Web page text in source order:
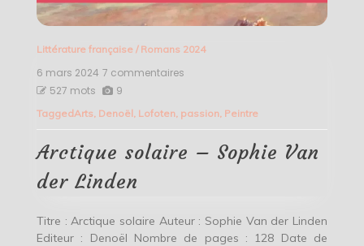
Littérature française/ Romans 2024
6 mars 2024 7 commentaires
–
der
527 mots 9
TaggedArts Denoël, Lofoten, passion, Peintre
Arctique solaire – Sophie Van
der Linden
Titre : Arctique solaire Auteur : Sophie Van der Linden
Editeur : Denoël Nombre de pages : 128 Date de